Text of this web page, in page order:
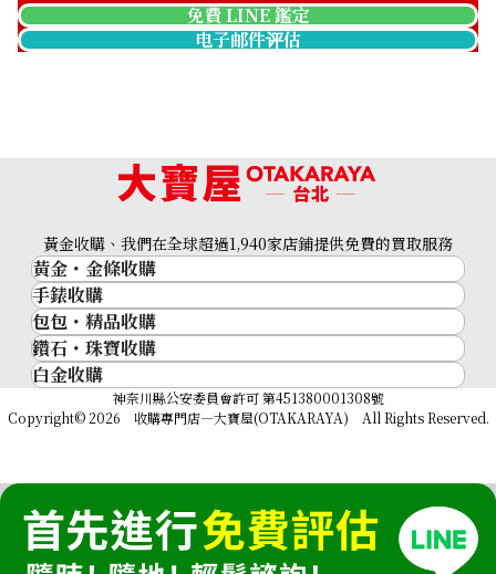
Louis Vuitton Damier Graphite 3D Trio Messenger
收購參考價格
NTD 65,454
免費 LINE 鑑定
电子邮件评估
黃金收購、我們在全球超過1,940家店鋪提供免費的買取服務
黃金・金條收購
黃金與貴金屬
金的錠
金幣
黃金過去10年
黃金飾品
手錶收購
名牌手錶
Rolex
Patek Philippe
Audemars Piguet
包包・精品收購
品牌精品
Cartier
LOUIS VUITTON
Hermès
CHANEL
Fendi
Dior
鑽石・珠寶收購
鑽石･珠寶
祖母綠（翠玉）
藍寶石（蒼玉）
白金收購
神奈川縣公安委員會許可 第451380001308號
Copyright© 2026 收購專門店—大寶屋(OTAKARAYA) All Rights Reserved.